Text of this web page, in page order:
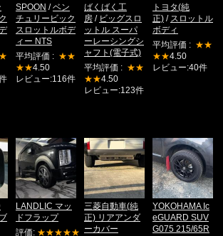
SPOON /ベン
チュリービック
スロットルボデ
ィー NTS
平均評価 : ★★
★★4.50
レビュー:116件
ばくばく工
房 / ビッグスロ
ットル スーパ
ーレーシングシ
ャフト(電子式)
平均評価 : ★★
★★4.50
レビュー:123件
トヨタ(純
正) / スロットル
ボディ
平均評価 : ★★
★★4.50
レビュー:40件
LANDLIC マッ
ドフラップ
評価: ★★★★★
三菱自動車(純
正) リアアンダ
ーカバー
YOKOHAMA Ic
eGUARD SUV
G075 215/65R